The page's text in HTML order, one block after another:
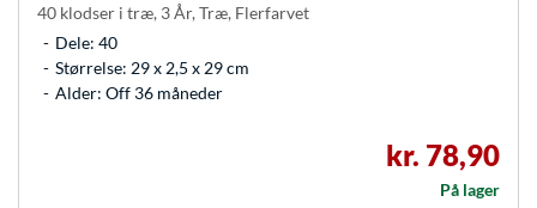
40 klodser i træ, 3 År, Træ, Flerfarvet
Dele: 40
Størrelse: 29 x 2,5 x 29 cm
Alder: Off 36 måneder
kr. 78,90
På lager